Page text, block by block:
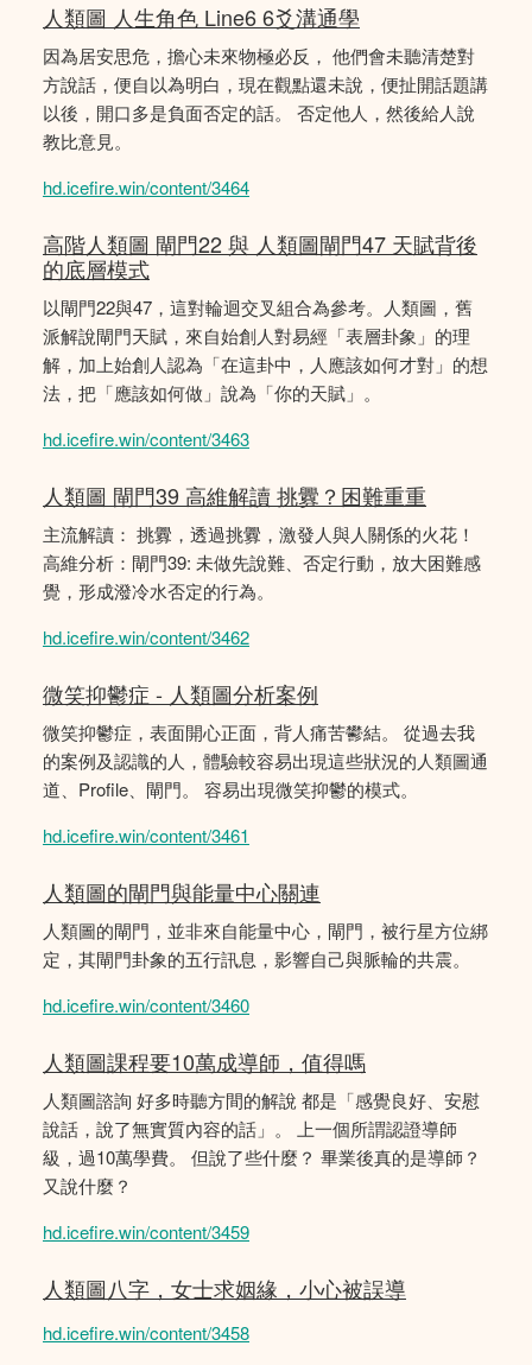
人類圖 人生角色 Line6 6爻溝通學
因為居安思危，擔心未來物極必反， 他們會未聽清楚對
方說話，便自以為明白，現在觀點還未說，便扯開話題講
以後，開口多是負面否定的話。 否定他人，然後給人說
教比意見。
hd.icefire.win/content/3464
高階人類圖 閘門22 與 人類圖閘門47 天賦背後
的底層模式
以閘門22與47，這對輪迴交叉組合為參考。人類圖，舊
派解說閘門天賦，來自始創人對易經「表層卦象」的理
解，加上始創人認為「在這卦中，人應該如何才對」的想
法，把「應該如何做」說為「你的天賦」。
hd.icefire.win/content/3463
人類圖 閘門39 高維解讀 挑釁？困難重重
主流解讀： 挑釁，透過挑釁，激發人與人關係的火花！
高維分析：閘門39: 未做先說難、否定行動，放大困難感
覺，形成潑冷水否定的行為。
hd.icefire.win/content/3462
微笑抑鬱症 - 人類圖分析案例
微笑抑鬱症，表面開心正面，背人痛苦鬰結。 從過去我
的案例及認識的人，體驗較容易出現這些狀況的人類圖通
道、Profile、閘門。 容易出現微笑抑鬱的模式。
hd.icefire.win/content/3461
人類圖的閘門與能量中心關連
人類圖的閘門，並非來自能量中心，閘門，被行星方位綁
定，其閘門卦象的五行訊息，影響自己與脈輪的共震。
hd.icefire.win/content/3460
人類圖課程要10萬成導師，值得嗎
人類圖諮詢 好多時聽方間的解說 都是「感覺良好、安慰
說話，說了無實質內容的話」。 上一個所謂認證導師
級，過10萬學費。 但說了些什麼？ 畢業後真的是導師？
又說什麼？
hd.icefire.win/content/3459
人類圖八字，女士求姻緣，小心被誤導
hd.icefire.win/content/3458